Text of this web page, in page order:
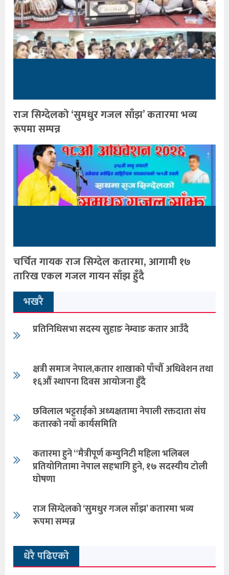
राज सिग्देलको ‘सुमधुर गजल साँझ’ कतारमा भव्य
रूपमा सम्पन्न
चर्चित गायक राज सिग्देल कतारमा, आगामी १७
तारिख एकल गजल गायन साँझ हुँदै
भखरै
प्रतिनिधिसभा सदस्य सुहाङ नेम्वाङ कतार आउँदै
क्षत्री समाज नेपाल,कतार शाखाको पाँचौँ अधिवेशन तथा
१६औँ स्थापना दिवस आयोजना हुँदै
छविलाल भट्टराईको अध्यक्षतामा नेपाली रक्तदाता संघ
कतारको नयाँ कार्यसमिति
कतारमा हुने “मैत्रीपूर्ण कम्युनिटी महिला भलिबल
प्रतियोगितामा नेपाल सहभागि हुने, १७ सदस्यीय टोली
घोषणा
राज सिग्देलको ‘सुमधुर गजल साँझ’ कतारमा भव्य
रूपमा सम्पन्न
धेरै पढिएको